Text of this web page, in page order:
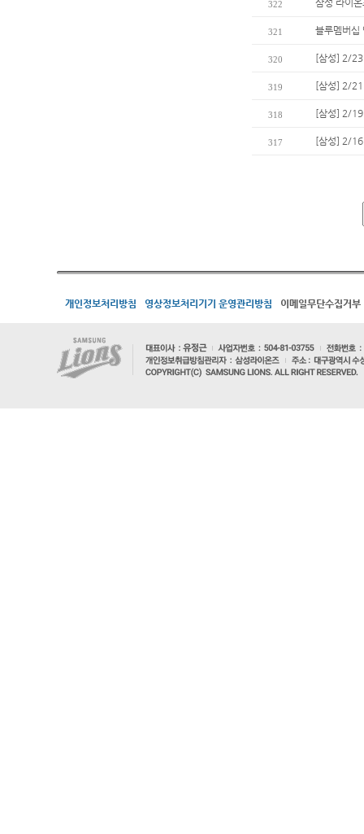
322 삼성 라이
321 블루멤버십
320 [삼성] 2/
319 [삼성] 2/
318 [삼성] 2/
317 [삼성] 2/
개인정보처리방침 영상정보처리기기 운영관리방침 이메일무단수집거부